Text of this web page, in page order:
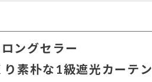
ングセラー
素朴な1級遮光カーテン